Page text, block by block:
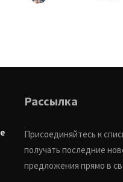
Рассылка
Присоединяйтесь к
получать последние
предложения прямо в